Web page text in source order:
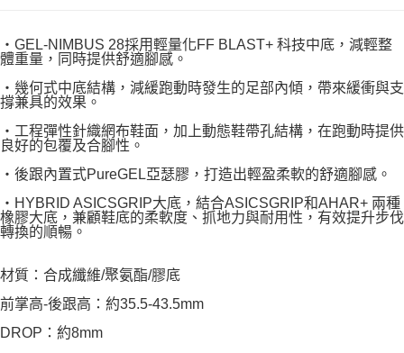
‧GEL-NIMBUS 28採用輕量化FF BLAST+ 科技中底，減輕整
體重量，同時提供舒適腳感。
‧幾何式中底結構，減緩跑動時發生的足部內傾，帶來緩衝與支
撐兼具的效果。
‧工程彈性針織網布鞋面，加上動態鞋帶孔結構，在跑動時提供
良好的包覆及合腳性。
‧後跟內置式PureGEL亞瑟膠，打造出輕盈柔軟的舒適腳感。
‧HYBRID ASICSGRIP大底，結合ASICSGRIP和AHAR+ 兩種
橡膠大底，兼顧鞋底的柔軟度、抓地力與耐用性，有效提升步伐
轉換的順暢。
材質：合成纖維/聚氨酯/膠底
前掌高-後跟高：約35.5-43.5mm
DROP：約8mm